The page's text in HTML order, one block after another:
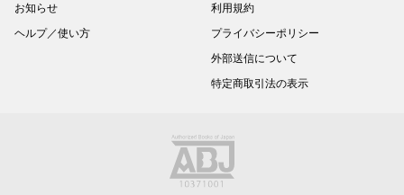
お知らせ
ヘルプ／使い方
利用規約
プライバシーポリシー
外部送信について
特定商取引法の表示